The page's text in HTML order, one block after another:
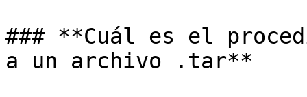
### **Cuál es el
a un archivo .tar**